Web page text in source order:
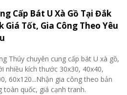
Cấp Bát U Xà Gồ Tại Đắk
Giá Tốt, Gia Công Theo Yêu
Thúy chuyên cung cấp bát U xà gồ,
nhiều kích thước 30x30, 40x40,
60x120...Nhận gia công theo bản
toàn quốc, giá cạnh tranh.